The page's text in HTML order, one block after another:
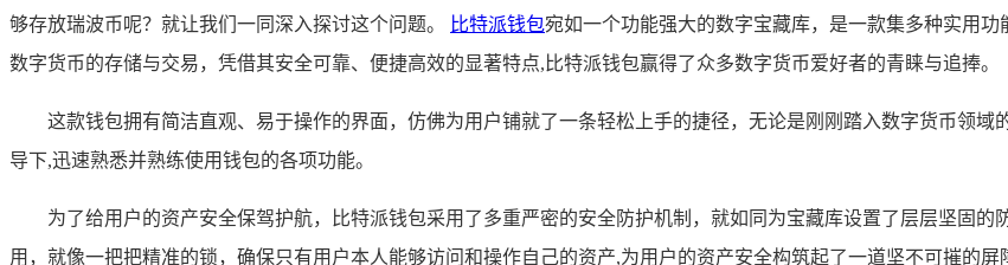
够存放瑞波币呢？就让我们一同深入探讨这个问题。
比特派钱包宛如一个功能强大的数字宝藏库，是一款集多种实用
数字货币的存储与交易，凭借其安全可靠、便捷高效的显著特点,比特派钱包赢得了众多数字货币爱好者的青睐与追捧。
这款钱包拥有简洁直观、易于操作的界面，仿佛为用户铺就了一条轻松上手的捷径，无论是刚刚踏入数字货币领域
导下,迅速熟悉并熟练使用钱包的各项功能。
为了给用户的资产安全保驾护航，比特派钱包采用了多重严密的安全防护机制，就如同为宝藏库设置了层层坚固
用，就像一把把精准的锁，确保只有用户本人能够访问和操作自己的资产,为用户的资产安全构筑起了一道坚不可摧的屏